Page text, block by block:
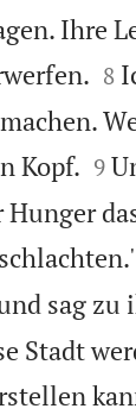
Ihre

8
Kopf.
9
sag zu
Stadt